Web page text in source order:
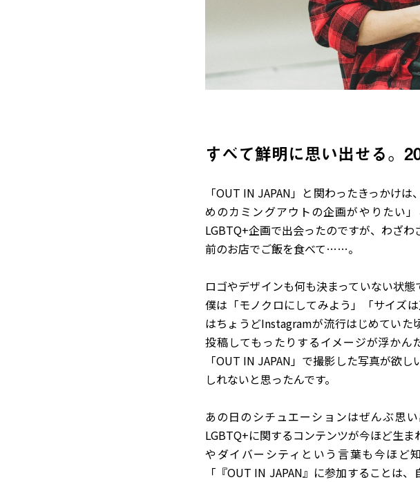
すべて鮮明に思い出せる。
「OUT IN JAPAN」と関わったきっかけ
めのカミングアウトの企画がやりたい
LGBTQ+企画で出会ったのですが、わざ
前のお店でご飯を食べて……。
ロゴやデザインも何も決まっていない状
僕は「モノクロにしてみよう」「サイズ
はちょうどInstagramが流行はじめていた
投稿してもったりするイメージが浮かん
「OUT IN JAPAN」で撮影した写真が欲
しれないと思ったんです。
あの日のシチュエーションはぜんぶ思
LGBTQ+に関するコンテンツが今ほど生
やダイバーシティという言葉も今ほど
「『OUT IN JAPAN』に参加することは